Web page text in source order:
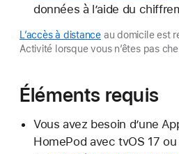
données à l’aide du
L’accès à distanceau domicile est
Activité lorsque vous n’êtes pas
Éléments requis
Vous avez besoin d’une
HomePod avec tvOS 17